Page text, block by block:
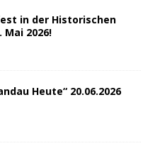
in der Historischen
Mai 2026!
Heute“ 20.06.2026